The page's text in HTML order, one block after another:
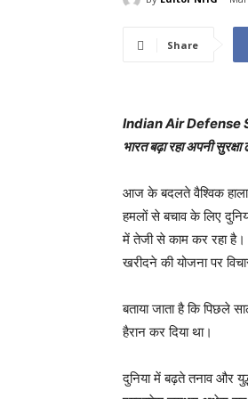
Share
Indian Air Defense
भारत बढ़ा रहा अपनी सुरक्षा
आज के बदलते वैश्विक
हमलों से बचाव के लिए
में तेजी से काम कर रहा
खरीदने की योजना पर
बताया जाता है कि
हैरान कर दिया था।
दुनिया में बढ़ते तनाव और